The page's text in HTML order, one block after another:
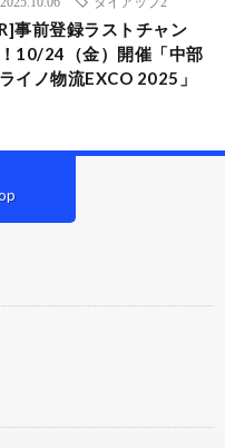
事前登録ラストチャン
10/24（金）開催「中部
イノ物流EXCO 2025」